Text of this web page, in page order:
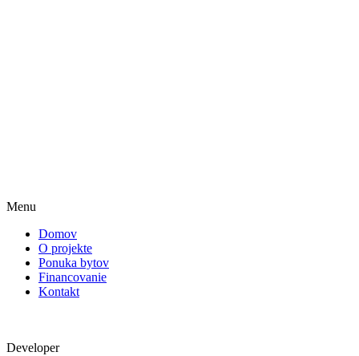
Menu
Domov
O projekte
Ponuka bytov
Financovanie
Kontakt
Developer